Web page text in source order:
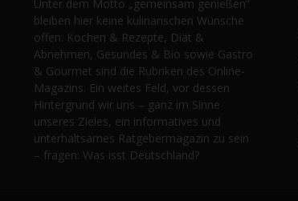
Unter dem Motto „gemeinsam genießen“
bleiben hier keine kulinarischen Wünsche
offen. Kochen & Rezepte, Diät &
Abnehmen, Gesundes & Bio sowie Gastro
& Gourmet sind die Rubriken des Online-
Magazins. Ein weites Feld, vor dessen
Hintergrund wir uns – ganz im Sinne
unseres Zieles, ein informatives und
unterhaltsames Ratgebermagazin zu sein
– fragen: Was isst Deutschland?